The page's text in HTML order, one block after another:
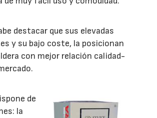
destacar que sus elevadas
y su bajo coste, la posicionan
con mejor relación calidad-
de
la